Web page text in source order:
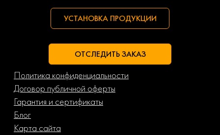
УСТАНОВКА ПРОДУКЦИИ
ОТСЛЕДИТЬ ЗАКАЗ
Политика конфиденциальности
Договор публичной оферты
Гарантия и сертификаты
Блог
Карта сайта